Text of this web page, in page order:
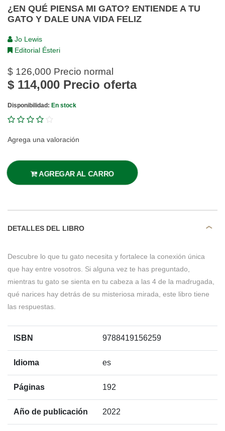
¿EN QUÉ PIENSA MI GATO? ENTIENDE A TU
GATO Y DALE UNA VIDA FELIZ
Jo Lewis
Editorial Ésteri
$ 126,000 Precio normal
$ 114,000 Precio oferta
Disponibilidad: En stock
Agrega una valoración
AGREGAR AL CARRO
DETALLES DEL LIBRO
Descubre lo que tu gato necesita y fortalece la conexión única
que hay entre vosotros. Si alguna vez te has preguntado,
mientras tu gato se sienta en tu cabeza a las 4 de la madrugada,
qué narices hay detrás de su misteriosa mirada, este libro tiene
las respuestas.
ISBN 9788419156259
Idioma es
Páginas 192
Año de publicación 2022